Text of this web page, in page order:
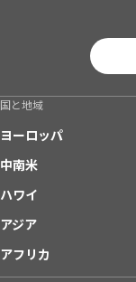
国と地域
ヨーロッパ
中南米
ハワイ
アジア
アフリカ